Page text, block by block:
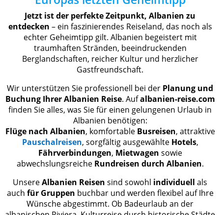
Jetzt ist der perfekte Zeitpunkt, Albanien zu
entdecken – ein faszinierendes Reiseland, das noch als
echter Geheimtipp gilt. Albanien begeistert mit
traumhaften Stränden, beeindruckenden
Berglandschaften, reicher Kultur und herzlicher
Gastfreundschaft.
Wir unterstützen Sie professionell bei der Planung und
Buchung Ihrer Albanien Reise. Aufalbanien-reise.com
finden Sie alles, was Sie für einen gelungenen Urlaub in
Albanien benötigen:
Flüge nach Albanien, komfortable Busreisen, attraktive
Pauschalreisen, sorgfältig ausgewählte Hotels,
Fährverbindungen, Mietwagen sowie
abwechslungsreiche Rundreisen durch Albanien.
UnsereAlbanien Reisen sind sowohl individuell als
auch für Gruppen buchbar und werden flexibel auf Ihre
Wünsche abgestimmt. Ob Badeurlaub an der